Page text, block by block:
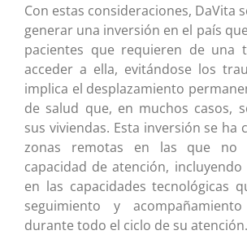
Con estas consideraciones, DaVita
generar una inversión en el país
pacientes que requieren de una
acceder a ella, evitándose los
implica el desplazamiento
de salud que, en muchos casos,
sus viviendas. Esta inversión se ha
zonas remotas en las que no
capacidad de atención, incluyendo
en las capacidades tecnológicas
seguimiento y
durante todo el ciclo de su atención.